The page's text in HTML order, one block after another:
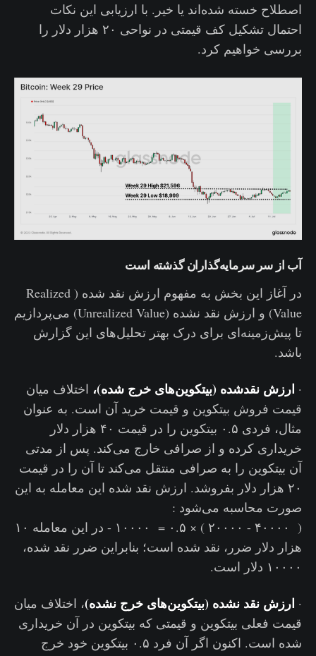
اصطلاح خسته شده‌اند یا خیر‌. با ارزیابی این نکات
احتمال تشکیل کف قیمتی در نواحی ۲۰ هزار دلار را
بررسی خواهیم کرد.
آب از سر سرمایه‌گذاران گذشته است
در آغاز این بخش به مفهوم ارزش نقد شده ( Realized
Value) و ارزش نقد نشده (Unrealized Value) می‌پردازیم
تا پیش‌زمینه‌ای برای درک بهتر تحلیل‌های این گزارش
باشد.
· ارزش نقدشده (بیتکوین‌های خرج شده)، اختلاف میان
قیمت فروش بیتکوین و قیمت خرید آن است. به عنوان
مثال، فردی ۰.۵ بیتکوین را در قیمت ۴۰ هزار دلار
خریداری کرده و از صرافی خارج می‌کند. پس از مدتی
آن بیتکوین را به صرافی منتقل می‌کند تا آن را در قیمت
۲۰ هزار دلار بفروشد. ارزش نقد شده این معامله به این
صورت محاسبه می‌شود :
( ۴۰۰۰۰ - ۲۰۰۰۰ ) × ۰.۵ = ۱۰۰۰۰ - در این معامله ۱۰
هزار دلار ضرر، نقد شده است؛ بنابراین ضرر نقد شده،
۱۰۰۰۰ دلار است.
· ارزش نقد نشده (بیتکوین‌های خرج نشده)، اختلاف میان
قیمت فعلی بیتکوین و قیمتی که بیتکوین در آن خریداری
شده است. اکنون اگر آن فرد ۰.۵ بیتکوین خود خرج